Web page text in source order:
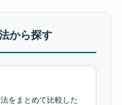
から探す
をまとめて比較した